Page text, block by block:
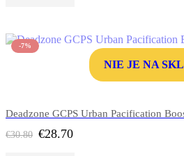
-7%
NIE JE NA
Deadzone GCPS Urban Pacification
€30.80 Pôvodná
€28.70Aktuálna